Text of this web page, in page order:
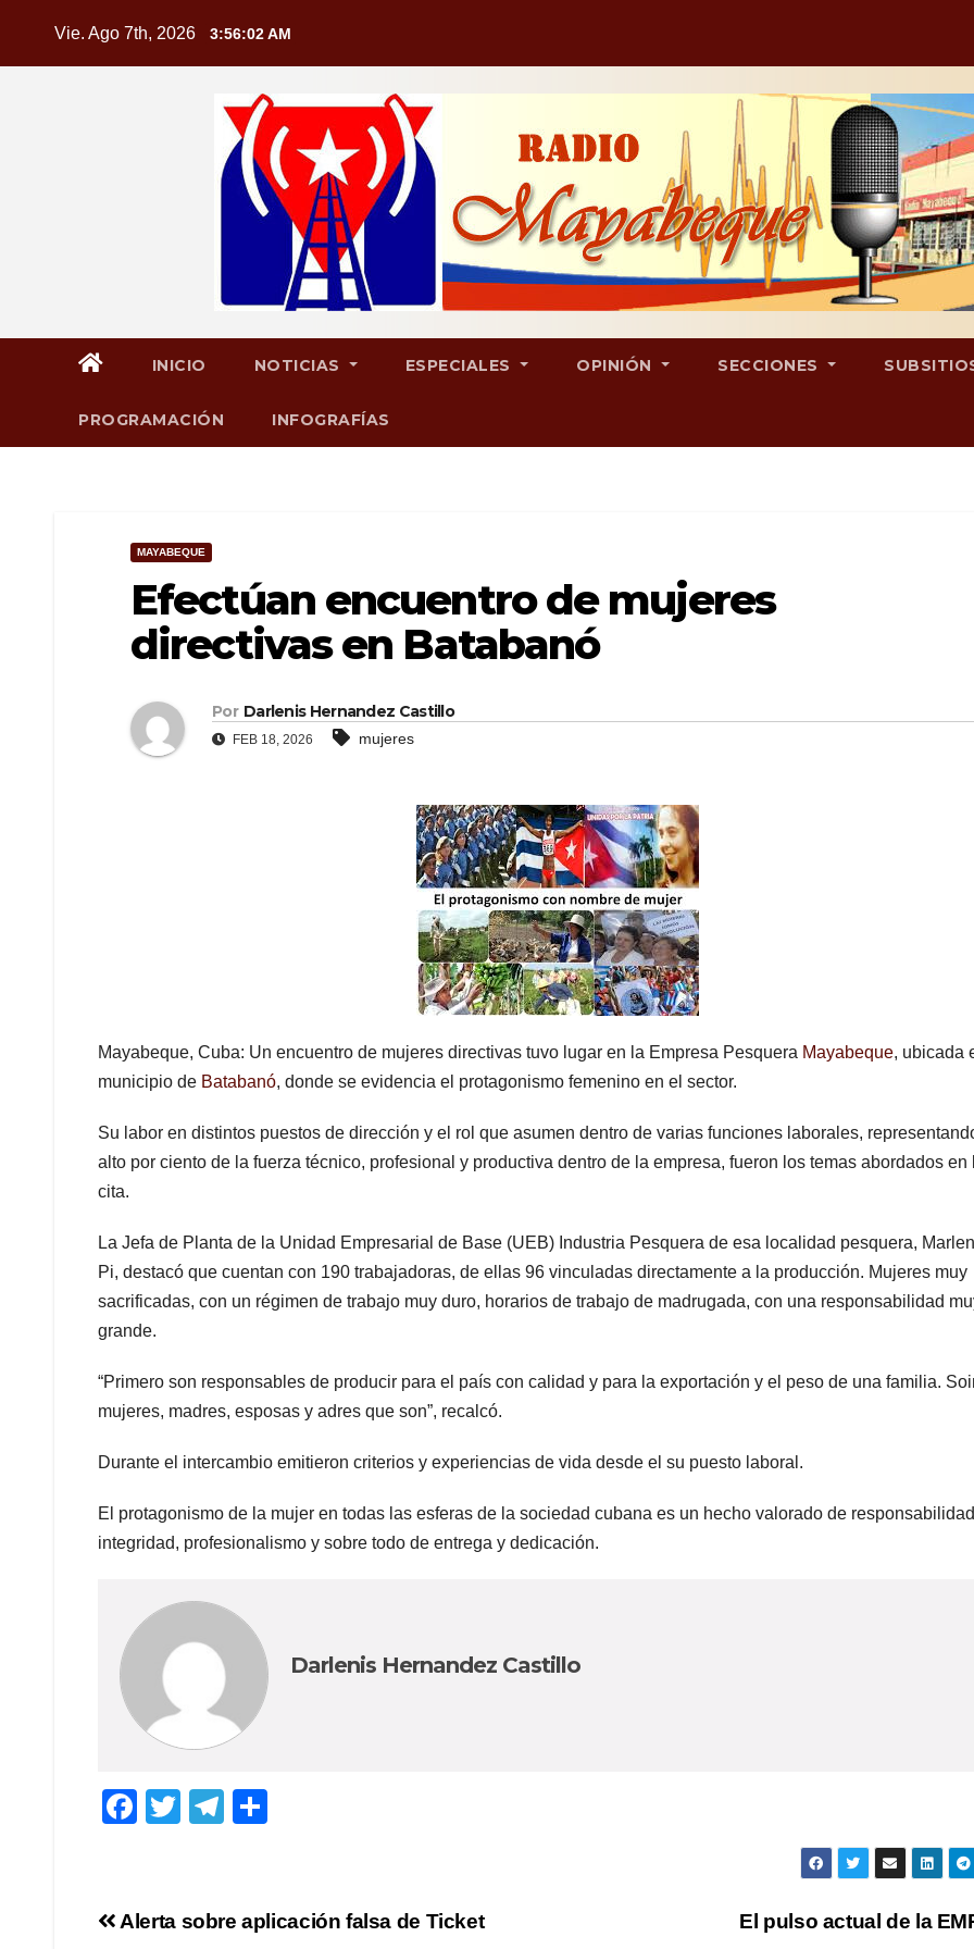
Vie. Ago 7th, 2026 3:56:02 AM
INICIO NOTICIAS ESPECIALES OPINIÓN SECCIONES
PROGRAMACIÓN INFOGRAFÍAS
MAYABEQUE
Efectúan encuentro de mujeres
directivas en Batabanó
Por Darlenis Hernandez Castillo
FEB 18, 2026 mujeres
Mayabeque, Cuba: Un encuentro de mujeres directivas tuvo lugar en la Empresa Pesquera Mayabeque, ubicada
municipio de Batabanó, donde se evidencia el protagonismo femenino en el sector.
Su labor en distintos puestos de dirección y el rol que asumen dentro de varias funciones laborales,
alto por ciento de la fuerza técnico, profesional y productiva dentro de la empresa, fueron los temas abordados en
cita.
La Jefa de Planta de la Unidad Empresarial de Base (UEB) Industria Pesquera de esa localidad pesquera,
Pi, destacó que cuentan con 190 trabajadoras, de ellas 96 vinculadas directamente a la producción. Mujeres muy
sacrificadas, con un régimen de trabajo muy duro, horarios de trabajo de madrugada, con una responsabilidad
grande.
“Primero son responsables de producir para el país con calidad y para la exportación y el peso de una familia.
mujeres, madres, esposas y adres que son”, recalcó.
Durante el intercambio emitieron criterios y experiencias de vida desde el su puesto laboral.
El protagonismo de la mujer en todas las esferas de la sociedad cubana es un hecho valorado de
integridad, profesionalismo y sobre todo de entrega y dedicación.
Darlenis Hernandez Castillo
F
e
T
er
T
gr p
Navegación
El pulso actual de la
Alerta sobre aplicación falsa de Ticket